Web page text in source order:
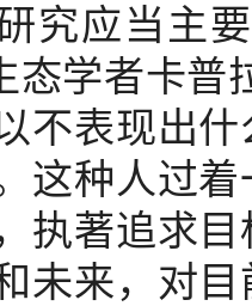
究应当主
态学者卡普
不表现出
这种人过
执著追求
未来，对